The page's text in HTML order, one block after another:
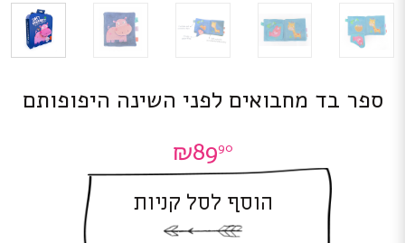
ספר בד מחבואים לפני השינה היפופותם
₪8990
הוסף לסל קניות